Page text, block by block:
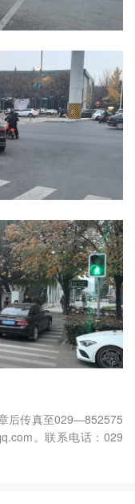
后传真至029—852575
。联系电话：029